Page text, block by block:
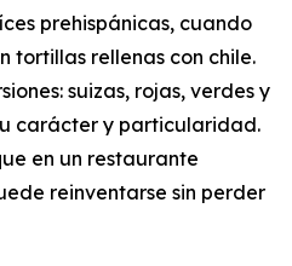
prehispánicas, cuando
tortillas rellenas con chile.
suizas, rojas, verdes y
carácter y particularidad.
en un restaurante
reinventarse sin perder